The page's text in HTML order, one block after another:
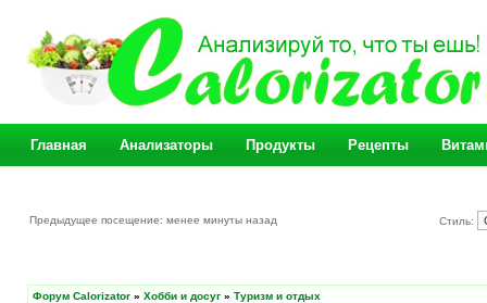
Главная Анализаторы Продукты Рецепты
Предыдущее посещение: менее минуты назад Стиль:
Форум Calorizator » Хобби и досуг » Туризм и отдых